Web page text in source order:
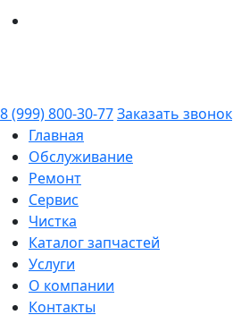
8 (999) 800-30-77Заказать звонок
Главная
Обслуживание
Ремонт
Сервис
Чистка
Каталог запчастей
Услуги
О компании
Контакты